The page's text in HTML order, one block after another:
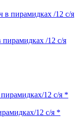
/12 с/я
12 с/я *